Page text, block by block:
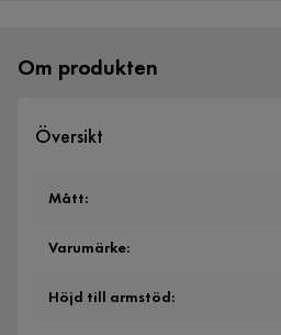
Om produkten
Översikt
Mått:
Varumärke:
Höjd till armstöd: